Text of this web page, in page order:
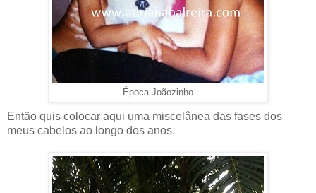
Época Joãozinho
Então quis colocar aqui uma miscelânea das fases dos
meus cabelos ao longo dos anos.